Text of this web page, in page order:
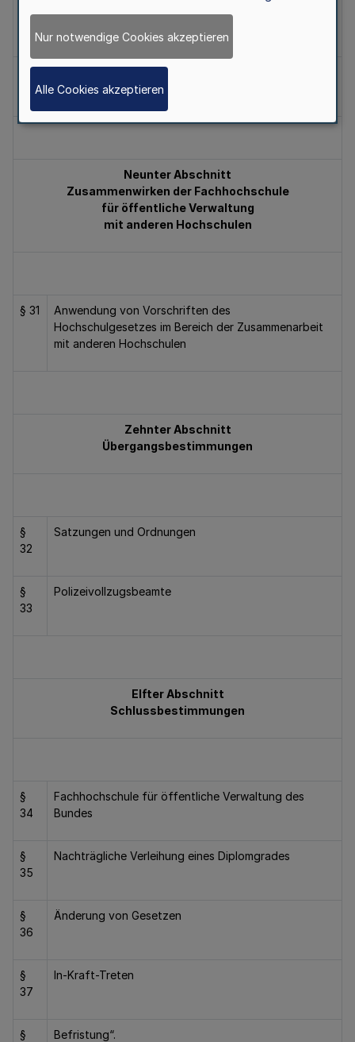
Aufsicht
Neunter Abschnitt
Zusammenwirken der Fachhochschule
für öffentliche Verwaltung
mit anderen Hochschulen
§ 31
Anwendung von Vorschriften des
Hochschulgesetzes im Bereich der Zusammenarbeit
mit anderen Hochschulen
Zehnter Abschnitt
Übergangsbestimmungen
§
32
Satzungen und Ordnungen
§
33
Polizeivollzugsbeamte
Elfter Abschnitt
Schlussbestimmungen
§
34
Fachhochschule für öffentliche Verwaltung des
Bundes
§
35
Nachträgliche Verleihung eines Diplomgrades
§
36
Änderung von Gesetzen
§
37
In-Kraft-Treten
§
Befristung“.
Nur notwendige Cookies akzeptieren
Alle Cookies akzeptieren